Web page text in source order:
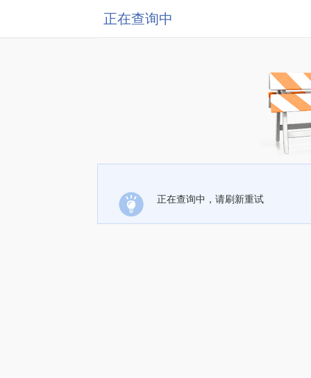
正在查询中
正在查询中，请刷新重试